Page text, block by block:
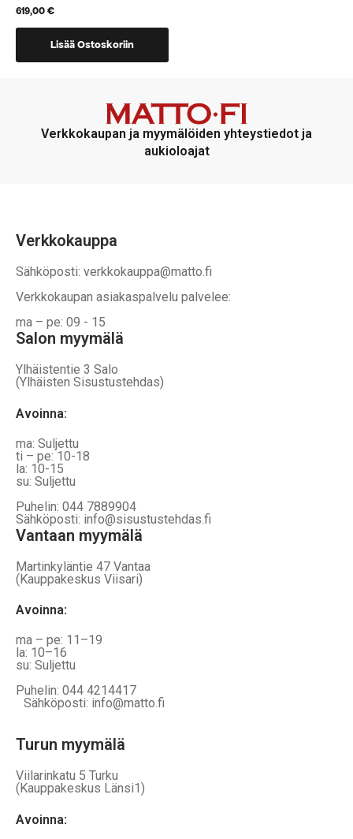
619,00€
Lisää Ostoskoriin
Verkkokaupan ja myymälöiden yhteystiedot ja
aukioloajat
Verkkokauppa
Sähköposti: verkkokauppa@matto.fi
Verkkokaupan asiakaspalvelu palvelee:
ma – pe: 09 - 15
Salon myymälä
Ylhäistentie 3 Salo
(Ylhäisten Sisustustehdas)
Avoinna:
ma: Suljettu
ti – pe: 10-18
la: 10-15
su: Suljettu
Puhelin: 044 7889904
Sähköposti: info@sisustustehdas.fi
Vantaan myymälä
Martinkyläntie 47 Vantaa
(Kauppakeskus Viisari)
Avoinna:
ma – pe: 11–19
la: 10–16
su: Suljettu
Puhelin: 044 4214417
Sähköposti: info@matto.fi
Turun myymälä
Viilarinkatu 5 Turku
(Kauppakeskus Länsi1)
Avoinna: